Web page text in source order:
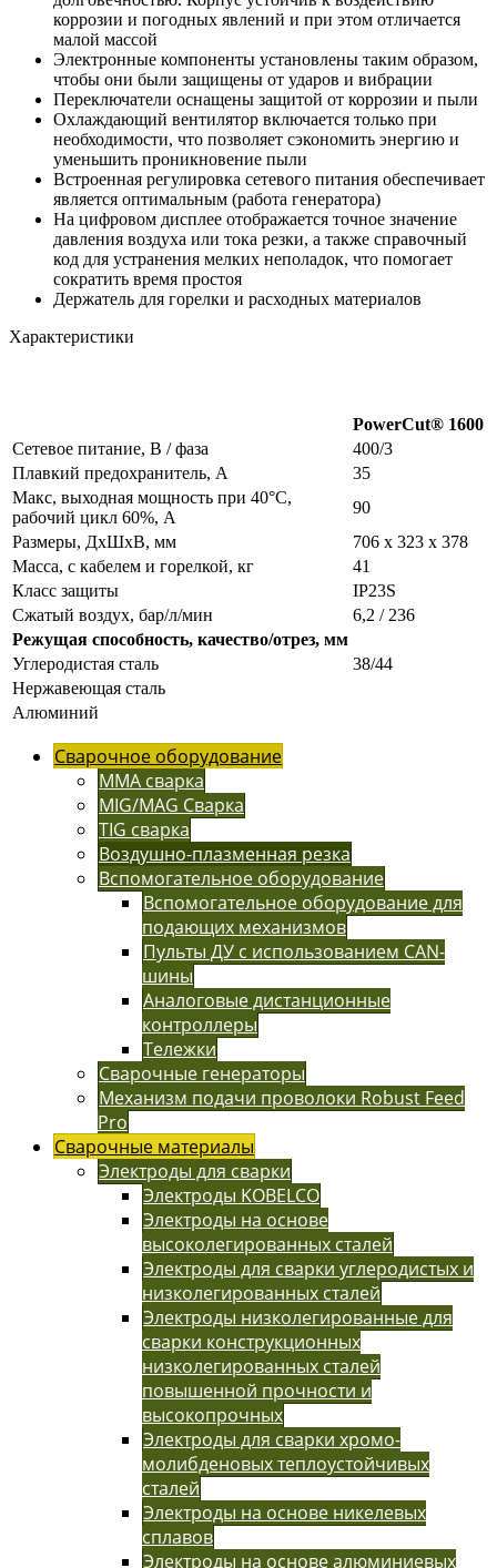
коррозии и погодных явлений и при этом отличается
малой массой
Электронные компоненты установлены таким образом,
чтобы они были защищены от ударов и вибрации
Переключатели оснащены защитой от коррозии и пыли
Охлаждающий вентилятор включается только при
необходимости, что позволяет сэкономить энергию и
уменьшить проникновение пыли
Встроенная регулировка сетевого питания обеспечивает
является оптимальным (работа генератора)
На цифровом дисплее отображается точное значение
давления воздуха или тока резки, а также справочный
код для устранения мелких неполадок, что помогает
сократить время простоя
Держатель для горелки и расходных материалов
Характеристики
PowerCut® 1600
Сетевое питание, В / фаза
400/3
Плавкий предохранитель, А
35
Макс, выходная мощность при 40°С,
рабочий цикл 60%, А
90
Размеры, ДхШхВ, мм
706 х 323 х 378
Масса, с кабелем и горелкой, кг
41
Класс защиты
IP23S
Сжатый воздух, бар/л/мин
6,2 / 236
Режущая способность, качество/отрез, мм
Углеродистая сталь
38/44
Нержавеющая сталь
Алюминий
Сварочное оборудование
MMA сварка
MIG/MAG Сварка
TIG сварка
Воздушно-плазменная резка
Вспомогательное оборудование
Вспомогательное оборудование для
подающих механизмов
Пульты ДУ с использованием CAN-
шины
Аналоговые дистанционные
контроллеры
Тележки
Сварочные генераторы
Механизм подачи проволоки Robust Feed
Pro
Сварочные материалы
Электроды для сварки
Электроды KOBELCO
Электроды на основе
высоколегированных сталей
Электроды для сварки углеродистых и
низколегированных сталей
Электроды низколегированные для
сварки конструкционных
низколегированных сталей
повышенной прочности и
высокопрочных
Электроды для сварки хромо-
молибденовых теплоустойчивых
сталей
Электроды на основе никелевых
сплавов
Электроды на основе алюминиевых